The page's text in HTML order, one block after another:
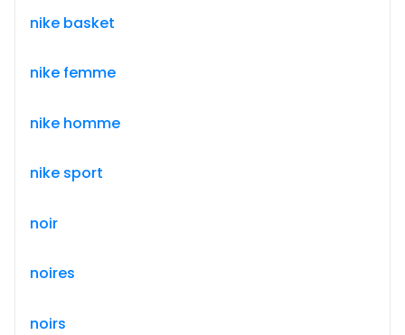
nike basket
nike femme
nike homme
nike sport
noir
noires
noirs